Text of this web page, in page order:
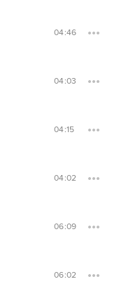
04:46
04:03
04:15
04:02
06:09
06:02